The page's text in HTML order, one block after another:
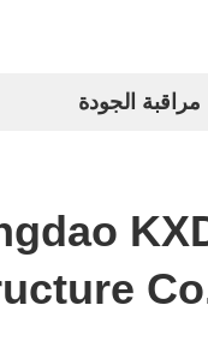
مراقبة الجودة